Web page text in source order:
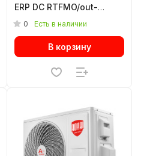
ERP DC RTFMO/out-
32HN8 инверторной
0 Есть в наличии
В корзину